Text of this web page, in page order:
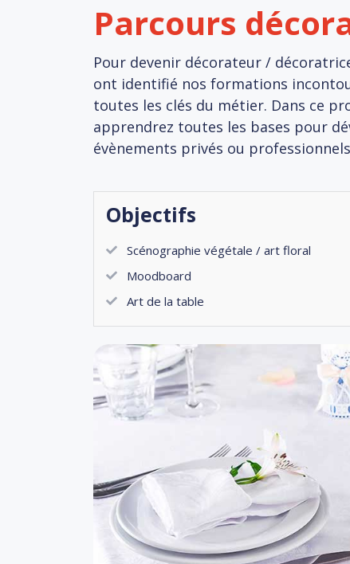
Parcours
Pour devenir décorateur /
ont identifié nos formations
toutes les clés du métier. Dans ce
apprendrez toutes les bases pour
évènements privés ou
Objectifs
Scénographie végétale / art floral
Moodboard
Art de la table